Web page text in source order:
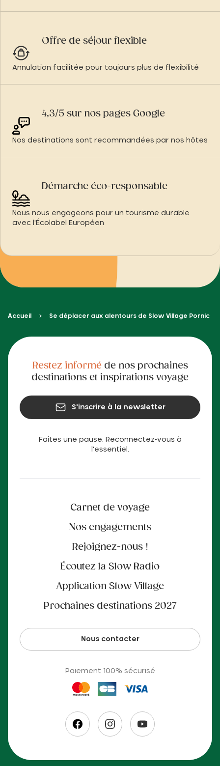
Offre de séjour flexible
Annulation facilitée pour toujours plus de flexibilité
4,3/5 sur nos pages Google
Nos destinations sont recommandées par nos hôtes
Démarche éco-responsable
Nous nous engageons pour un tourisme durable
avec l'Écolabel Européen
Accueil Se déplacer aux alentours de Slow Village Pornic
Faites une pause. Reconnectez-vous à
l'essentiel.
Carnet de voyage
Nos engagements
Rejoignez-nous !
Écoutez la Slow Radio
Application Slow Village
Prochaines destinations 2027
Nous contacter
Paiement 100% sécurisé
Restez informéde nos prochaines
destinations et inspirations voyage
S'inscrire à la newsletter